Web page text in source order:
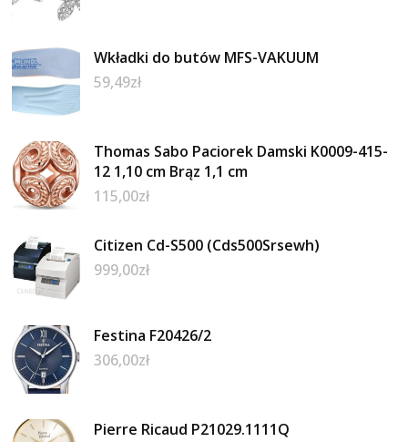
Wkładki do butów MFS-VAKUUM
59,49zł
Thomas Sabo Paciorek Damski K0009-415-
12 1,10 cm Brąz 1,1 cm
115,00zł
Citizen Cd-S500 (Cds500Srsewh)
999,00zł
Festina F20426/2
306,00zł
Pierre Ricaud P21029.1111Q